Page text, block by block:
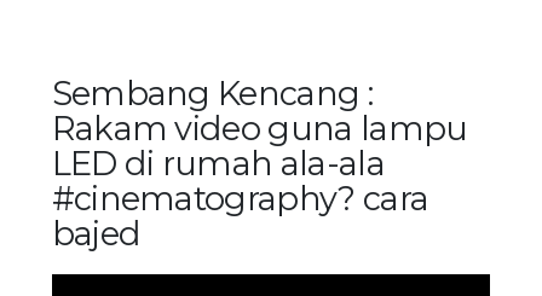
Sembang Kencang :
Rakam video guna lampu
LED di rumah ala-ala
#cinematography? cara
bajed